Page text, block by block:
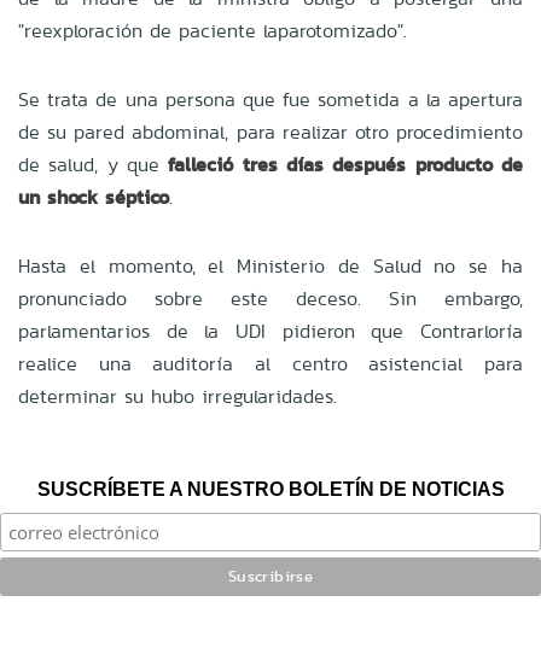
"reexploración de paciente laparotomizado".
Se trata de una persona que fue sometida a la apertura
de su pared abdominal, para realizar otro procedimiento
de salud, y quefalleció tres días después producto de
un shock séptico.
Hasta el momento, el Ministerio de Salud no se ha
pronunciado sobre este deceso. Sin embargo,
parlamentarios de la UDI pidieron que Contrarloría
realice una auditoría al centro asistencial para
determinar su hubo irregularidades.
SUSCRÍBETE A NUESTRO BOLETÍN DE NOTICIAS